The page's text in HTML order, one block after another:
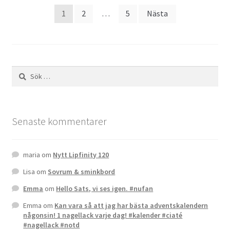
Sidnumrering
1 2 … 5 Nästa
Sök
efter:
Senaste kommentarer
maria om Nytt Lipfinity 120
Lisa om Sovrum & sminkbord
Emma om Hello Sats, vi ses igen. #nufan
Emma om Kan vara så att jag har bästa adventskalendern
någonsin! 1 nagellack varje dag! #kalender #ciaté
#nagellack #notd